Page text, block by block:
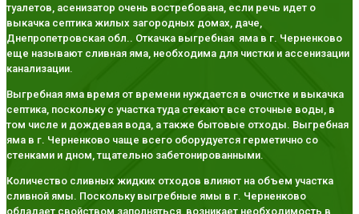
туалетов, асенизатор очень востребована, если речь идет о
выкачка септика жилых загородных домах, даче,
Днепропетровская обл.. Откачка выгребная яма в г. Черненково
еще называют сливная яма, необходима для чистки и ассенизации
канализации.
Выгребная яма время от времени нуждается в очистке и выкачка
септика, поскольку с участка туда стекают все сточные воды, в
том числе и дождевая вода, а также бытовые отходы. Выгребная
яма в г. Черненково чаще всего оборудуется герметично со
стенками и дном, тщательно забетонированными.
Количество сливных жидких отходов влияют на объем участка
сливной ямы. Поскольку выгребные ямы в г. Черненково
обладает свойством заполняться, возникает необходимость в